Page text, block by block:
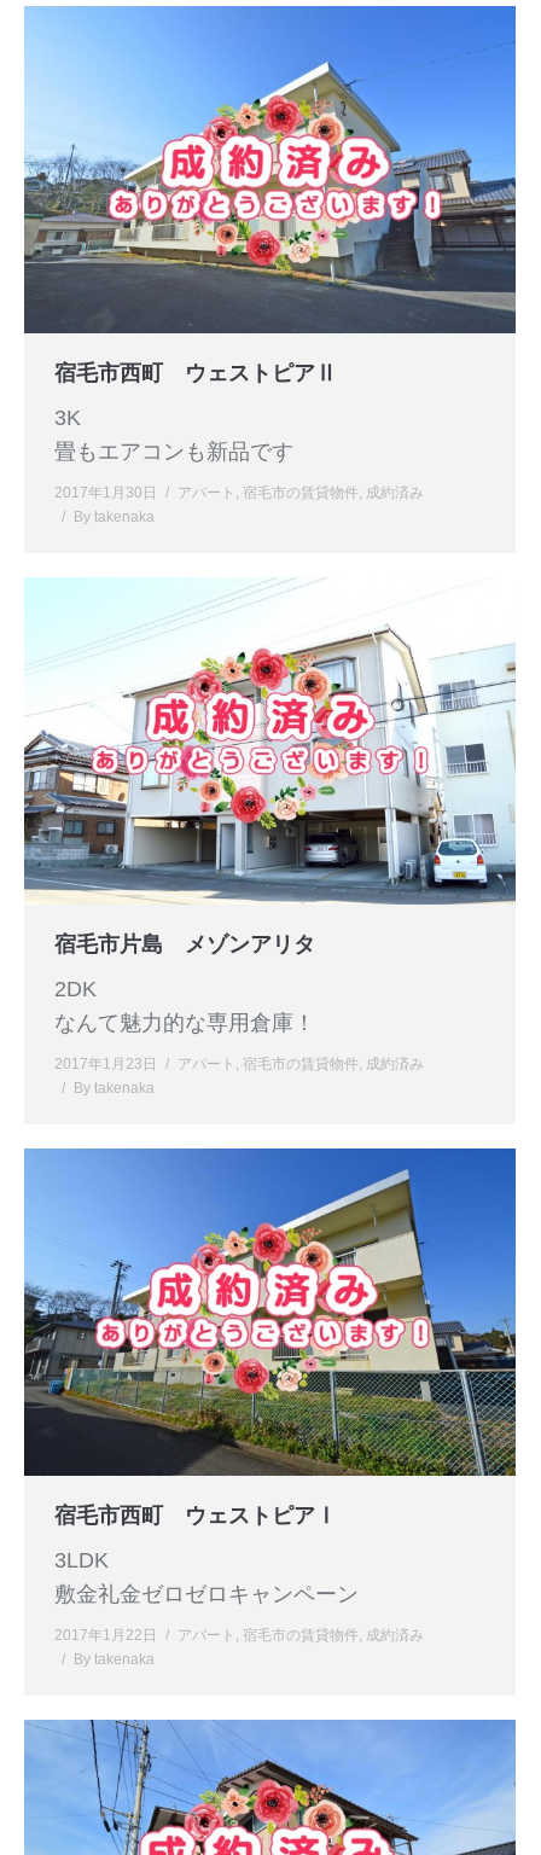
宿毛市西町 ウェストピアⅡ
3K
畳もエアコンも新品です
2017年1月30日 アパート 宿毛市の賃貸物件 成約済み
By takenaka
宿毛市片島 メゾンアリタ
2DK
なんて魅力的な専用倉庫！
2017年1月23日 アパート 宿毛市の賃貸物件 成約済み
By takenaka
宿毛市西町 ウェストピアⅠ
3LDK
敷金礼金ゼロゼロキャンペーン
2017年1月22日 アパート 宿毛市の賃貸物件 成約済み
By takenaka